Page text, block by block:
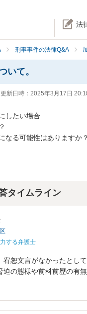
法
刑事事件の法律Q&A
いて。
更新日時： 2025年3月17日
したい場合
なる可能性はありますか？
タイムライン
する弁護士
宥恕文言がなかったとし
の態様や前科前歴の有